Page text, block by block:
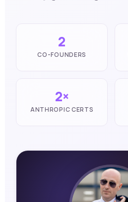
2
CO-FOUNDERS
2×
ANTHROPIC CERTS